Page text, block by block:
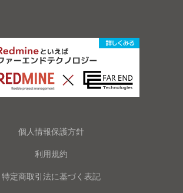
個人情報保護方針
利用規約
特定商取引法に基づく表記